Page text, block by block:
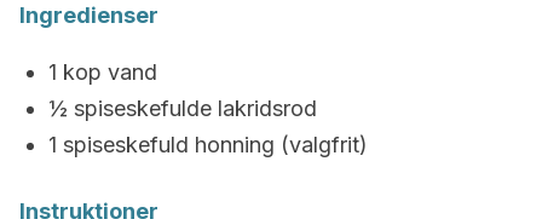
Ingredienser
1 kop vand
½ spiseskefulde lakridsrod
1 spiseskefuld honning (valgfrit)
Instruktioner